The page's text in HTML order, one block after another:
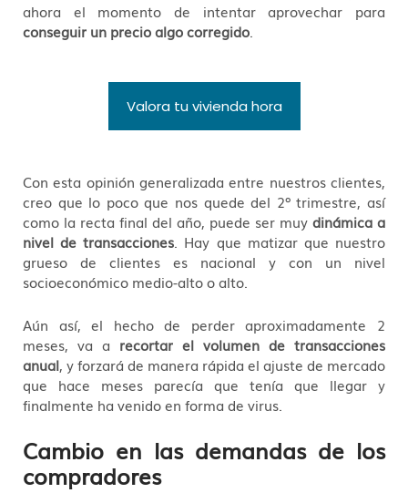
ahora el momento de intentar aprovechar para
conseguir un precio algo corregido
Valora tu vivienda hora
Con esta opinión generalizada entre nuestros clientes,
creo que lo poco que nos quede del 2º trimestre, así
como la recta final del año, puede ser muy dinámica a
nivel de transacciones . Hay que matizar que nuestro
grueso de clientes es nacional y con un nivel
socioeconómico medio-alto o alto.
Aún así, el hecho de perder aproximadamente 2
meses, va a recortar el volumen de transacciones
anual, y forzará de manera rápida el ajuste de mercado
que hace meses parecía que tenía que llegar y
finalmente ha venido en forma de virus.
Cambio en las demandas de los
compradores